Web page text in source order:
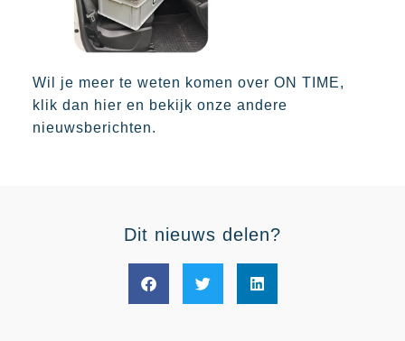
Wil je meer te weten komen over ON TIME,
klik dan hier en bekijk onze andere
nieuwsberichten.
Dit nieuws delen?